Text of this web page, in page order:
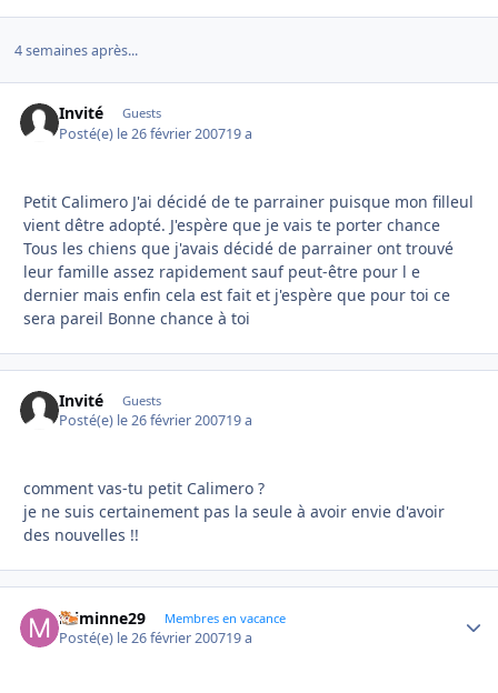
4 semaines après...
Invité Guests
Posté(e) le 26 février 200719 a
Petit Calimero J'ai décidé de te parrainer puisque mon filleul
vient dêtre adopté. J'espère que je vais te porter chance
Tous les chiens que j'avais décidé de parrainer ont trouvé
leur famille assez rapidement sauf peut-être pour l e
dernier mais enfin cela est fait et j'espère que pour toi ce
sera pareil Bonne chance à toi
Invité Guests
Posté(e) le 26 février 200719 a
comment vas-tu petit Calimero ?
je ne suis certainement pas la seule à avoir envie d'avoir
des nouvelles !!
miminne29 Membres en vacance
Posté(e) le 26 février 200719 a